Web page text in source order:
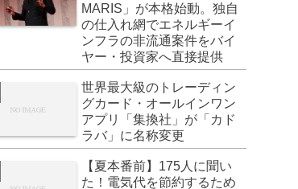
MARIS」が本格始動。独自
の仕入れ網でエネルギーイ
ンフラの非流通案件をバイ
ヤー・投資家へ直接提供
世界最大級のトレーディン
グカード・オールインワン
アプリ「集換社」が「カド
ラバ」に名称変更
【夏本番前】175人に聞い
た！電気代を節約するため